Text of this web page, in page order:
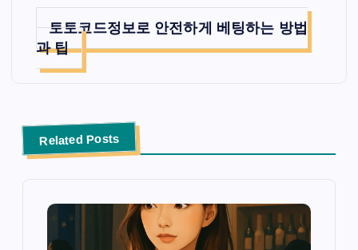
토토코드정보로 안전하게 베팅하는 방법
과 팁
Related Posts